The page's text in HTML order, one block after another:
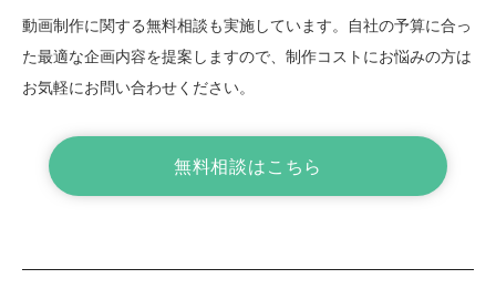
動画制作に関する無料相談も実施しています。自社の予算に合っ
た最適な企画内容を提案しますので、制作コストにお悩みの方は
お気軽にお問い合わせください。
無料相談はこちら